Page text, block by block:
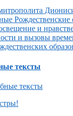
Рождественские
и
и вызовы
тексты